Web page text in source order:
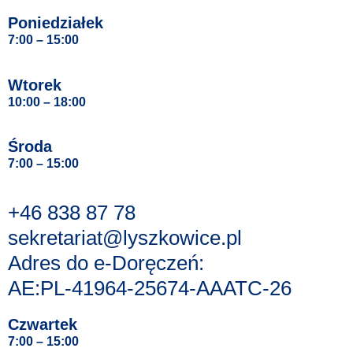
Poniedziałek
7:00 – 15:00
Wtorek
10:00 – 18:00
Środa
7:00 – 15:00
+46 838 87 78
sekretariat@lyszkowice.pl
Adres do e-Doręczeń:
AE:PL-41964-25674-AAATC-26
Czwartek
7:00 – 15:00